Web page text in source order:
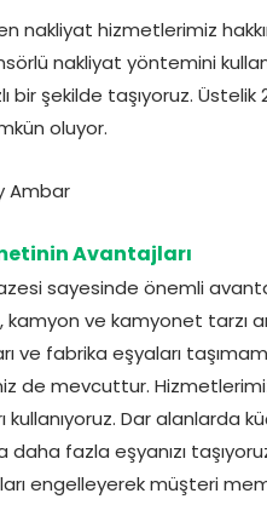
nakliyat hizmetlerimiz
nakliyat yöntemini
bir şekilde taşıyoruz.
oluyor.
Avantajları
sayesinde önemli
ve kamyonet tarzı
ve fabrika eşyaları
de mevcuttur.
Dar alanlarda
fazla eşyanızı
engelleyerek müşteri